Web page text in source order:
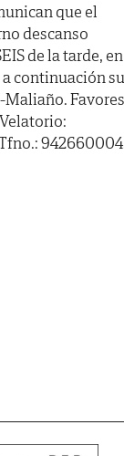
que el
descanso
de la tarde, en
continuación su
Favores